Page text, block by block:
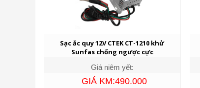
Sạc ắc quy 12V CTEK CT-1210 khử
Sunfas chống ngược cực
Giá niêm yết:
GIÁ KM:490.000